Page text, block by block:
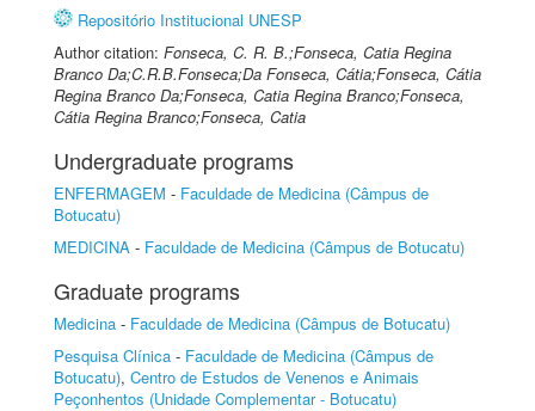
Repositório Institucional UNESP
Author citation: Fonseca, C. R. B.;Fonseca, Catia Regina
Branco Da;C.R.B.Fonseca;Da Fonseca, Cátia;Fonseca, Cátia
Regina Branco Da;Fonseca, Catia Regina Branco;Fonseca,
Cátia Regina Branco;Fonseca, Catia
Undergraduate programs
ENFERMAGEM - Faculdade de Medicina (Câmpus de
Botucatu)
MEDICINA - Faculdade de Medicina (Câmpus de Botucatu)
Graduate programs
Medicina - Faculdade de Medicina (Câmpus de Botucatu)
Pesquisa Clínica - Faculdade de Medicina (Câmpus de
Botucatu), Centro de Estudos de Venenos e Animais
Peçonhentos (Unidade Complementar - Botucatu)